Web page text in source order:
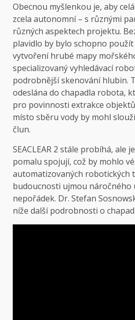
Obecnou myšlenkou je, aby
zcela autonomní – s různými
různých aspektech projektu.
plavidlo by bylo schopno
vytvoření hrubé mapy
specializovaný vyhledávací
podrobnější skenování hlubin.
odeslána do chapadla robota,
pro povinnosti extrakce
místo sběru vody by mohl
člun.
SEACLEAR 2 stále probíhá, ale
pomalu spojují, což by mohlo
automatizovaných robotických
budoucnosti ujmou náročného
nepořádek. Dr. Stefan
níže další podrobnosti o